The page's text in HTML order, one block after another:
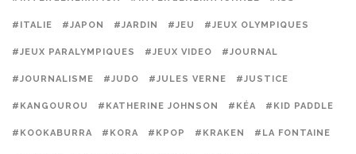
#ITALIE #JAPON #JARDIN #JEU #JEUX OLYMPIQUES
#JEUX PARALYMPIQUES #JEUX VIDEO #JOURNAL
#JOURNALISME #JUDO #JULES VERNE #JUSTICE
#KANGOUROU #KATHERINE JOHNSON #KÉA #KID PADDLE
#KOOKABURRA #KORA #KPOP #KRAKEN #LA FONTAINE